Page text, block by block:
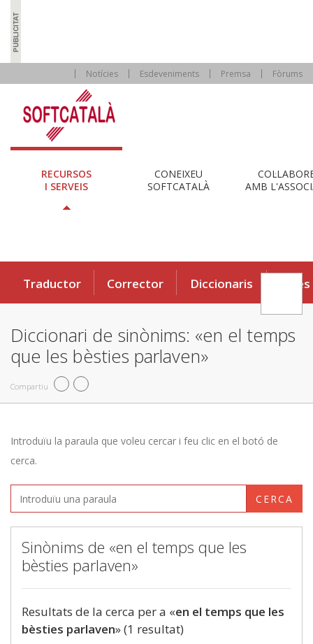
Notícies Esdeveniments Premsa Fòrums
RECURSOS
I SERVEIS
CONEIXEU
SOFTCATALÀ
AMB
Traductor Corrector Diccionaris Eines
Diccionari de sinònims: «en el temps
que les bèsties parlaven»
Compartiu
Introduïu la paraula que voleu cercar i feu clic en el botó de
cerca.
CERCA
Sinònims de «en el temps que les
bèsties parlaven»
Resultats de la cerca per a «en el temps que les
bèsties parlaven» (1 resultat)